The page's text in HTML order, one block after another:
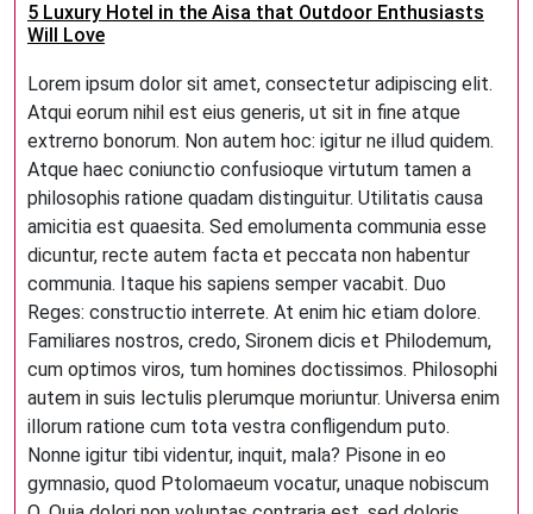
5 Luxury Hotel in the Aisa that Outdoor Enthusiasts
Will Love
Lorem ipsum dolor sit amet, consectetur adipiscing elit.
Atqui eorum nihil est eius generis, ut sit in fine atque
extrerno bonorum. Non autem hoc: igitur ne illud quidem.
Atque haec coniunctio confusioque virtutum tamen a
philosophis ratione quadam distinguitur. Utilitatis causa
amicitia est quaesita. Sed emolumenta communia esse
dicuntur, recte autem facta et peccata non habentur
communia. Itaque his sapiens semper vacabit. Duo
Reges: constructio interrete. At enim hic etiam dolore.
Familiares nostros, credo, Sironem dicis et Philodemum,
cum optimos viros, tum homines doctissimos. Philosophi
autem in suis lectulis plerumque moriuntur. Universa enim
illorum ratione cum tota vestra confligendum puto.
Nonne igitur tibi videntur, inquit, mala? Pisone in eo
gymnasio, quod Ptolomaeum vocatur, unaque nobiscum